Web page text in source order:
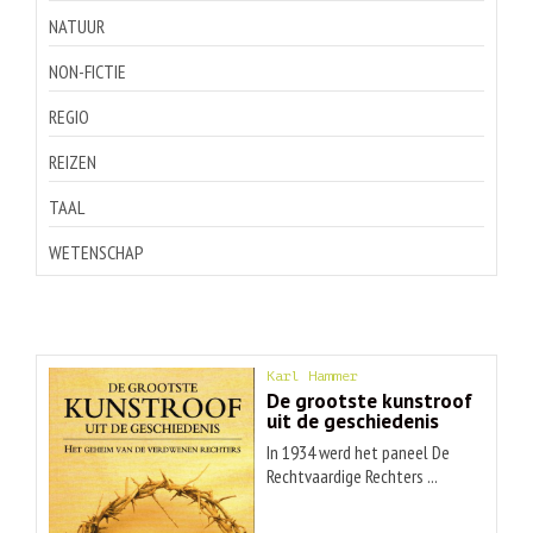
NATUUR
NON-FICTIE
REGIO
REIZEN
TAAL
WETENSCHAP
Karl Hammer
De grootste kunstroof
uit de geschiedenis
In 1934 werd het paneel De
Rechtvaardige Rechters ...